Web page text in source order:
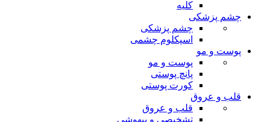
کلیه
چشم پزشکی
چشم پزشکی
اسپکلوم چشمی
پوست و مو
پوست و مو
پانچ پوستی
کورت پوستی
قلب و عروق
قلب و عروق
تشخیصی و بیهوشی